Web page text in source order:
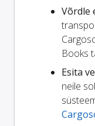
Võrdle
Books
Esita
neile